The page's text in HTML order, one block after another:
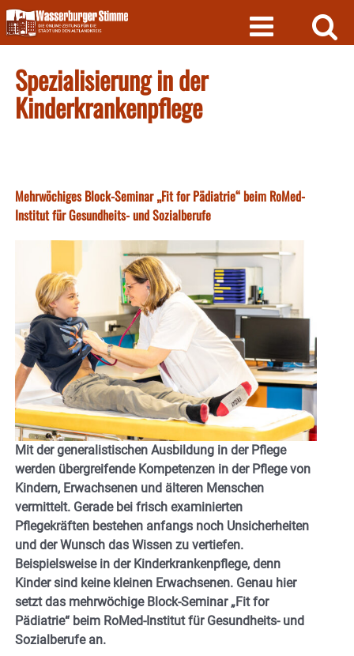
Skip
to
content
Spezialisierung in der
Kinderkrankenpflege
Mehrwöchiges Block-Seminar „Fit for Pädiatrie“ beim RoMed-
Institut für Gesundheits- und Sozialberufe
Mit der generalistischen Ausbildung in der Pflege
werden übergreifende Kompetenzen in der Pflege von
Kindern, Erwachsenen und älteren Menschen
vermittelt. Gerade bei frisch examinierten
Pflegekräften bestehen anfangs noch Unsicherheiten
und der Wunsch das Wissen zu vertiefen.
Beispielsweise in der Kinderkrankenpflege, denn
Kinder sind keine kleinen Erwachsenen. Genau hier
setzt das mehrwöchige Block-Seminar „Fit for
Pädiatrie“ beim RoMed-Institut für Gesundheits- und
Sozialberufe an.